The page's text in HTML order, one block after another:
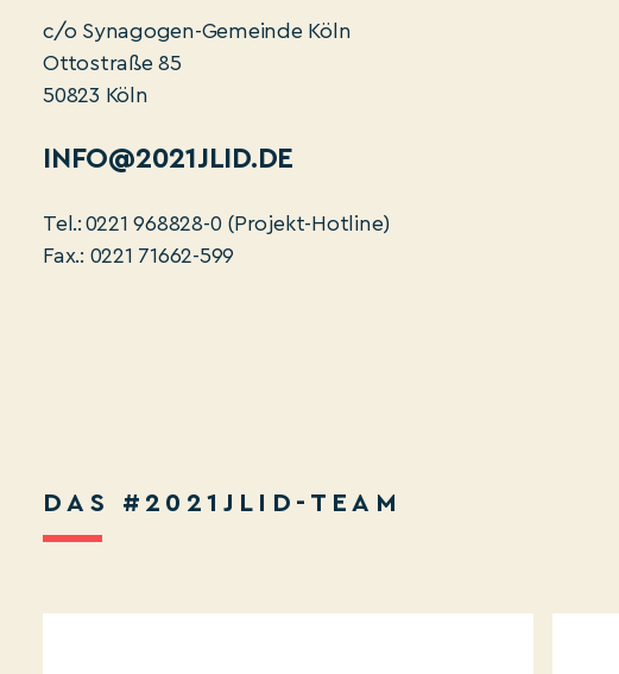
c/o Synagogen-Gemeinde Köln
Ottostraße 85
50823 Köln
INFO@2021JLID.DE
Tel.: 0221 968828-0 (Projekt-Hotline)
Fax.: 0221 71662-599
DAS #2021JLID-TEAM